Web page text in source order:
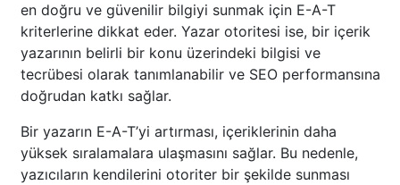
en doğru ve güvenilir bilgiyi sunmak için E-A-T
kriterlerine dikkat eder. Yazar otoritesi ise, bir içerik
yazarının belirli bir konu üzerindeki bilgisi ve
tecrübesi olarak tanımlanabilir ve SEO performansına
doğrudan katkı sağlar.
Bir yazarın E-A-T’yi artırması, içeriklerinin daha
yüksek sıralamalara ulaşmasını sağlar. Bu nedenle,
yazıcıların kendilerini otoriter bir şekilde sunması